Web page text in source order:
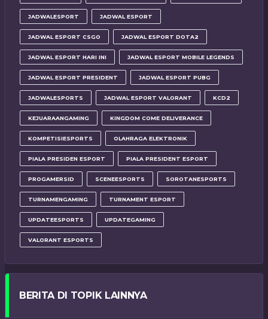
JADWALESPORT JADWAL ESPORT
JADWAL ESPORT CSGO JADWAL ESPORT DOTA2
JADWAL ESPORT HARI INI JADWAL ESPORT MOBILE LEGENDS
JADWAL ESPORT PRESIDENT JADWAL ESPORT PUBG
JADWALESPORTS JADWAL ESPORT VALORANT KCD2
KEJUARAANGAMING KINGDOM COME DELIVERANCE
KOMPETISIESPORTS OLAHRAGA ELEKTRONIK
PIALA PRESIDEN ESPORT PIALA PRESIDENT ESPORT
PROGAMERSID SCENEESPORTS SOROTANESPORTS
TURNAMENGAMING TURNAMENT ESPORT
UPDATEESPORTS UPDATEGAMING
VALORANT ESPORTS
BERITA DI TOPIK LAINNYA